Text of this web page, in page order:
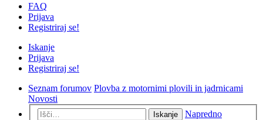
FAQ
Prijava
Registriraj se!
Iskanje
Prijava
Registriraj se!
Seznam forumov Plovba z motornimi plovili in jadrnicami
Novosti
Iskanje
Napredno